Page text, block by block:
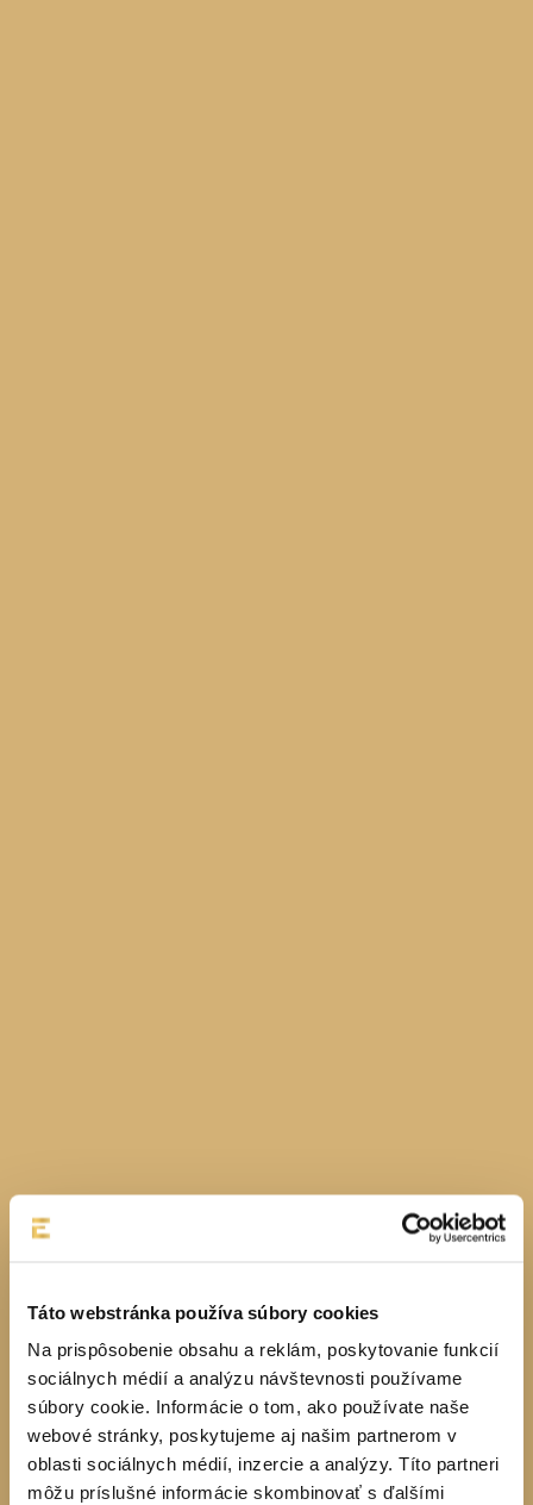
Táto webstránka používa súbory cookies
Na prispôsobenie obsahu a reklám, poskytovanie funkcií
sociálnych médií a analýzu návštevnosti používame
súbory cookie. Informácie o tom, ako používate naše
webové stránky, poskytujeme aj našim partnerom v
oblasti sociálnych médií, inzercie a analýzy. Títo partneri
môžu príslušné informácie skombinovať s ďalšími